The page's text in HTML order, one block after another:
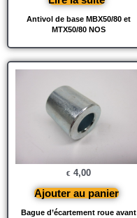
Antivol de base MBX50/80 et
MTX50/80 NOS
Bague d’écartement roue avant
€ 4,00
Ajouter au panier